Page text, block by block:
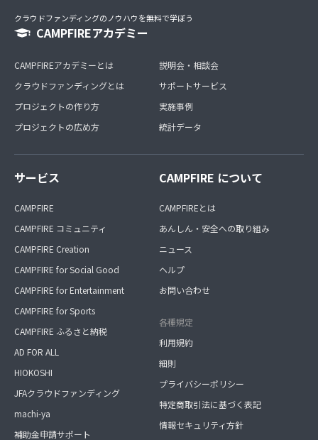
クラウドファンディングのノウハウを無料で学ぼう
CAMPFIREアカデミー
CAMPFIREアカデミーとは
クラウドファンディングとは
プロジェクトの作り方
プロジェクトの広め方
説明会・相談会
サポートサービス
実施事例
統計データ
サービス
CAMPFIRE
CAMPFIRE コミュニティ
CAMPFIRE Creation
CAMPFIRE for Social Good
CAMPFIRE for Entertainment
CAMPFIRE for Sports
CAMPFIRE ふるさと納税
AD FOR ALL
HIOKOSHI
JFAクラウドファンディング
machi-ya
補助金申請サポート
CAMPFIRE について
CAMPFIREとは
あんしん・安全への取り組み
ニュース
ヘルプ
お問い合わせ
各種規定
利用規約
細則
プライバシーポリシー
特定商取引法に基づく表記
情報セキュリティ方針